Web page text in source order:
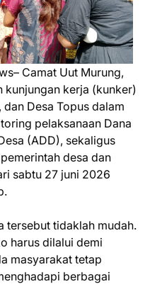
Camat Uut Murung,
kunjungan kerja (kunker)
dan Desa Topus dalam
pelaksanaan Dana
(ADD), sekaligus
desa dan
sabtu 27 juni 2026
tersebut tidaklah mudah.
harus dilalui demi
masyarakat tetap
berbagai